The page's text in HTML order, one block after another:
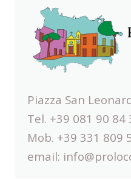
Piazza San
Tel. +39 081 90 84
Mob. +39 331 809
email: